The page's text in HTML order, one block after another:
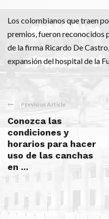
Los colombianos que traen
premios, fueron reconocidos
de la firma Ricardo De
expansión del hospital de la
Previous Article
Conozca las
condiciones y
horarios para hacer
uso de las canchas
en ...